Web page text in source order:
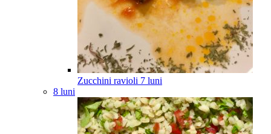
Zucchini ravioli 7 luni
8 luni